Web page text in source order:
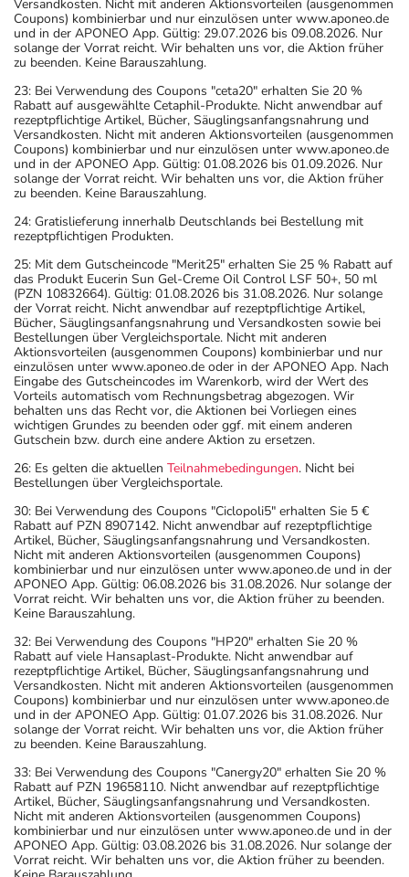
Versandkosten. Nicht mit anderen Aktionsvorteilen (ausgenommen
Coupons) kombinierbar und nur einzulösen unter www.aponeo.de
und in der APONEO App. Gültig: 29.07.2026 bis 09.08.2026. Nur
solange der Vorrat reicht. Wir behalten uns vor, die Aktion früher
zu beenden. Keine Barauszahlung.
23: Bei Verwendung des Coupons "ceta20" erhalten Sie 20 %
Rabatt auf ausgewählte Cetaphil-Produkte. Nicht anwendbar auf
rezeptpflichtige Artikel, Bücher, Säuglingsanfangsnahrung und
Versandkosten. Nicht mit anderen Aktionsvorteilen (ausgenommen
Coupons) kombinierbar und nur einzulösen unter www.aponeo.de
und in der APONEO App. Gültig: 01.08.2026 bis 01.09.2026. Nur
solange der Vorrat reicht. Wir behalten uns vor, die Aktion früher
zu beenden. Keine Barauszahlung.
24: Gratislieferung innerhalb Deutschlands bei Bestellung mit
rezeptpflichtigen Produkten.
25: Mit dem Gutscheincode "Merit25" erhalten Sie 25 % Rabatt auf
das Produkt Eucerin Sun Gel-Creme Oil Control LSF 50+, 50 ml
(PZN 10832664). Gültig: 01.08.2026 bis 31.08.2026. Nur solange
der Vorrat reicht. Nicht anwendbar auf rezeptpflichtige Artikel,
Bücher, Säuglingsanfangsnahrung und Versandkosten sowie bei
Bestellungen über Vergleichsportale. Nicht mit anderen
Aktionsvorteilen (ausgenommen Coupons) kombinierbar und nur
einzulösen unter www.aponeo.de oder in der APONEO App. Nach
Eingabe des Gutscheincodes im Warenkorb, wird der Wert des
Vorteils automatisch vom Rechnungsbetrag abgezogen. Wir
behalten uns das Recht vor, die Aktionen bei Vorliegen eines
wichtigen Grundes zu beenden oder ggf. mit einem anderen
Gutschein bzw. durch eine andere Aktion zu ersetzen.
26: Es gelten die aktuellen Teilnahmebedingungen. Nicht bei
Bestellungen über Vergleichsportale.
30: Bei Verwendung des Coupons "Ciclopoli5" erhalten Sie 5 €
Rabatt auf PZN 8907142. Nicht anwendbar auf rezeptpflichtige
Artikel, Bücher, Säuglingsanfangsnahrung und Versandkosten.
Nicht mit anderen Aktionsvorteilen (ausgenommen Coupons)
kombinierbar und nur einzulösen unter www.aponeo.de und in der
APONEO App. Gültig: 06.08.2026 bis 31.08.2026. Nur solange der
Vorrat reicht. Wir behalten uns vor, die Aktion früher zu beenden.
Keine Barauszahlung.
32: Bei Verwendung des Coupons "HP20" erhalten Sie 20 %
Rabatt auf viele Hansaplast-Produkte. Nicht anwendbar auf
rezeptpflichtige Artikel, Bücher, Säuglingsanfangsnahrung und
Versandkosten. Nicht mit anderen Aktionsvorteilen (ausgenommen
Coupons) kombinierbar und nur einzulösen unter www.aponeo.de
und in der APONEO App. Gültig: 01.07.2026 bis 31.08.2026. Nur
solange der Vorrat reicht. Wir behalten uns vor, die Aktion früher
zu beenden. Keine Barauszahlung.
33: Bei Verwendung des Coupons "Canergy20" erhalten Sie 20 %
Rabatt auf PZN 19658110. Nicht anwendbar auf rezeptpflichtige
Artikel, Bücher, Säuglingsanfangsnahrung und Versandkosten.
Nicht mit anderen Aktionsvorteilen (ausgenommen Coupons)
kombinierbar und nur einzulösen unter www.aponeo.de und in der
APONEO App. Gültig: 03.08.2026 bis 31.08.2026. Nur solange der
Vorrat reicht. Wir behalten uns vor, die Aktion früher zu beenden.